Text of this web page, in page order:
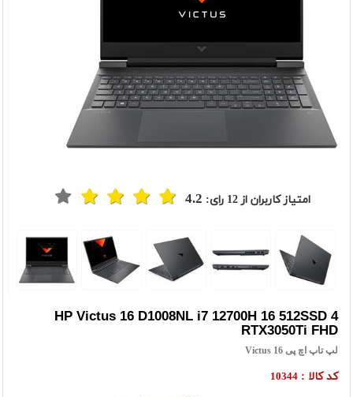
امتیاز کاربران از12 رای: 4.2
HP Victus 16 D1008NL i7 12700H 16 512SSD 4
RTX3050Ti FHD
لپ تاپ اچ پی Victus 16
کد کالا : 10344